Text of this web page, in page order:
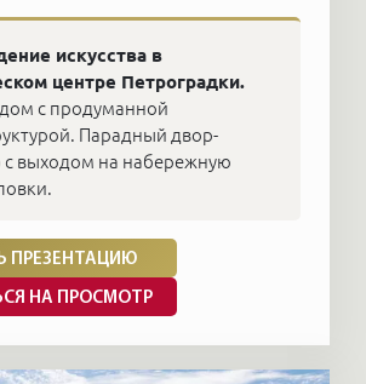
искусства в
центре Петроградки.
с продуманной
Парадный двор-
с выходом на набережную
ПРЕЗЕНТАЦИЮ
НА ПРОСМОТР